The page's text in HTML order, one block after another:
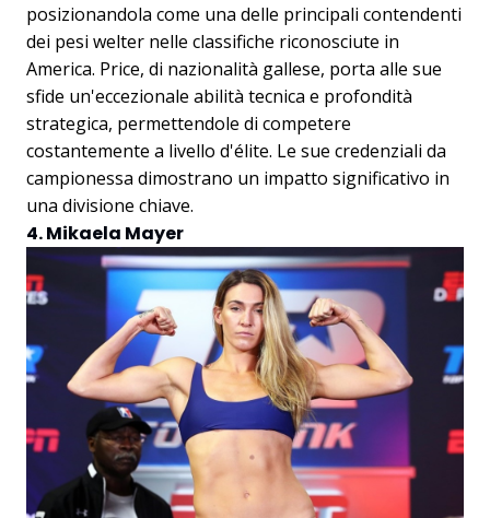
posizionandola come una delle principali contendenti
dei pesi welter nelle classifiche riconosciute in
America. Price, di nazionalità gallese, porta alle sue
sfide un'eccezionale abilità tecnica e profondità
strategica, permettendole di competere
costantemente a livello d'élite. Le sue credenziali da
campionessa dimostrano un impatto significativo in
una divisione chiave.
4. Mikaela Mayer